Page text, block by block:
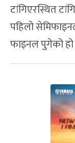
टांगिएरस्थित
पहिलो
फाइनल पुगेको हो